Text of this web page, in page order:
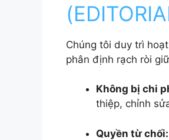
Chúng tôi duy trì
phân định rạch ròi
Không bị chi
thiệp, chỉnh
Quyền từ chối: